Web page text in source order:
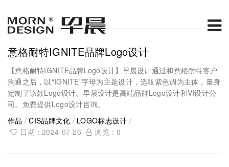
意格耐特IGNITE品牌Logo设计
【意格耐特IGNITE品牌Logo设计】早晨设计通过和意格耐特客户
沟通之后，以“IGNITE”字母为主题设计，选取紫色调为主体，量身
定制了该款Logo设计。早晨设计是高端品牌Logo设计和VI设计公
司。免费提供Logo设计咨询。
作品 /CIS品牌文化 / LOGO标志设计 /
日期：2024-07-26
浏览：0